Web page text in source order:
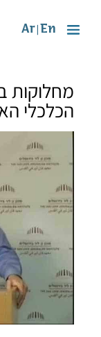
En
Ar
הכלכלי